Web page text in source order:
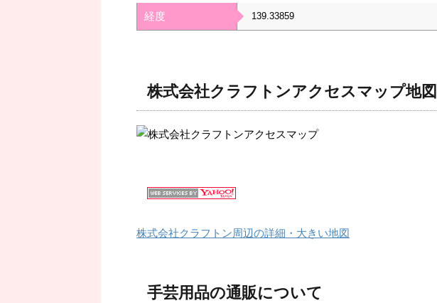
経度 139.33859
株式会社クラフトンアクセスマップ地図
株式会社クラフトン周辺の詳細・大きい地図
手芸用品の通販について